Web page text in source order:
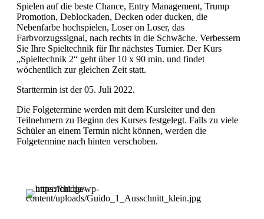
Spielen auf die beste Chance, Entry Management, Trump
Promotion, Deblockaden, Decken oder ducken, die
Nebenfarbe hochspielen, Loser on Loser, das
Farbvorzugssignal, nach rechts in die Schwäche. Verbessern
Sie Ihre Spieltechnik für Ihr nächstes Turnier. Der Kurs
„Spieltechnik 2“ geht über 10 x 90 min. und findet
wöchentlich zur gleichen Zeit statt.
Starttermin ist der 05. Juli 2022.
Die Folgetermine werden mit dem Kursleiter und den
Teilnehmern zu Beginn des Kurses festgelegt. Falls zu viele
Schüler an einem Termin nicht können, werden die
Folgetermine nach hinten verschoben.